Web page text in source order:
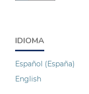
IDIOMA
Español (España)
English